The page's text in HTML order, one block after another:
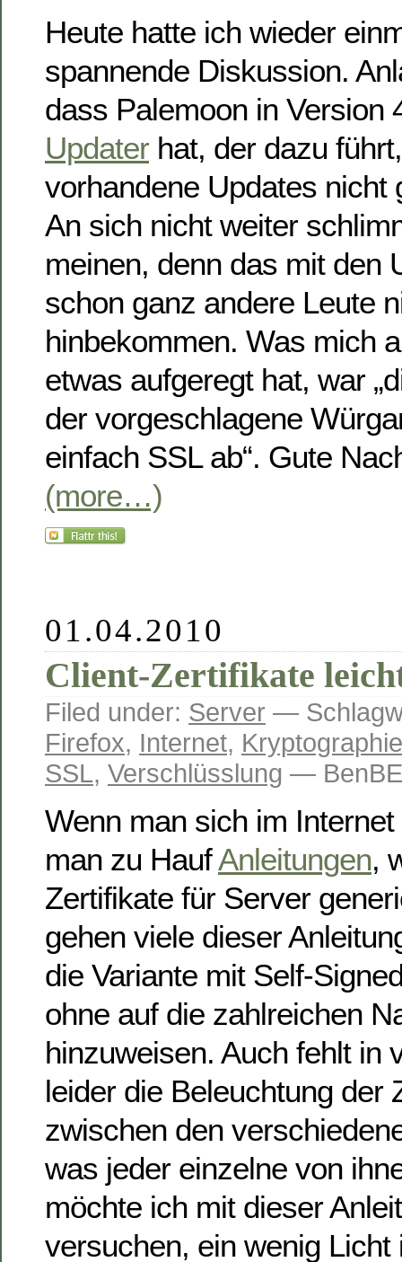
Heute hatte ich wieder
spannende Diskussion.
dass Palemoon in Version
Updater hat, der dazu
vorhandene Updates nicht
An sich nicht weiter
meinen, denn das mit den
schon ganz andere Leute
hinbekommen. Was mich
etwas aufgeregt hat, war
der vorgeschlagene
einfach SSL ab“. Gute
(more…)
01.04.2010
Client-Zertifikate
Filed under: Server —
Firefox, Internet, Kryptographie
SSL, Verschlüsslung —
Wenn man sich im
man zu HaufAnleitungen,
Zertifikate für Server
gehen viele dieser
die Variante mit Self-
ohne auf die zahlreichen
hinzuweisen. Auch fehlt in
leider die Beleuchtung der
zwischen den
was jeder einzelne von
möchte ich mit dieser
versuchen, ein wenig Licht